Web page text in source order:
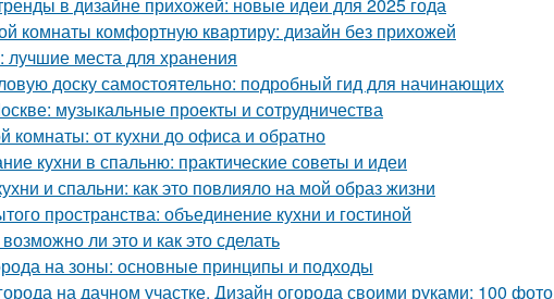
комнаты комфортную квартиру: дизайн без прихожей
места для хранения
доску самостоятельно: подробный гид для начинающих
музыкальные проекты и сотрудничества
комнаты: от кухни до офиса и обратно
кухни в спальню: практические советы и идеи
и спальни: как это повлияло на мой образ жизни
пространства: объединение кухни и гостиной
ли это и как это сделать
на зоны: основные принципы и подходы
на дачном участке. Дизайн огорода своими руками: 100 фото